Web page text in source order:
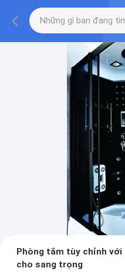
Phòng tắm tùy chỉnh
cho sang trọng